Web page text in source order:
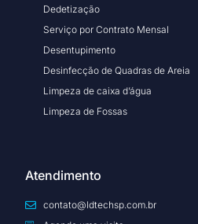
Dedetização
Serviço por Contrato Mensal
Desentupimento
Desinfecção de Quadras de Areia
Limpeza de caixa d’água
Limpeza de Fossas
Atendimento
contato@ldtechsp.com.br